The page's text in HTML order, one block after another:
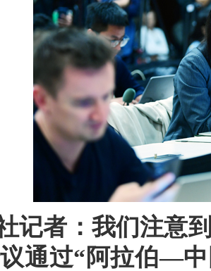
记者：我们注意
通过“阿拉伯—